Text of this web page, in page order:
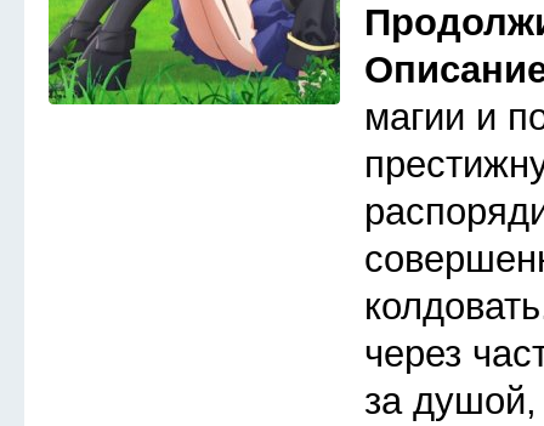
магии и
через
за душой,